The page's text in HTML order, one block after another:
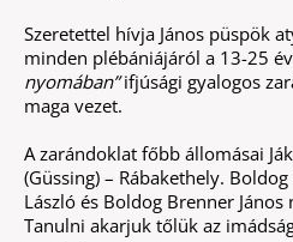
Szeretettel hívja János püspök
minden plébániájáról a 13-25
nyomában”ifjúsági gyalogos
maga vezet.
A zarándoklat főbb állomásai
(Güssing) – Rábakethely.
László és Boldog Brenner
Tanulni akarjuk tőlük az